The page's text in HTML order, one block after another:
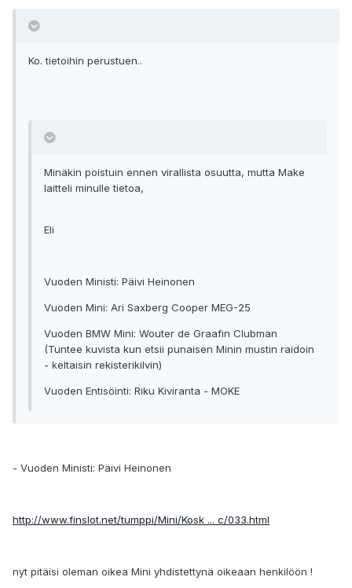
Ko. tietoihin perustuen..
Minäkin poistuin ennen virallista osuutta, mutta Make
laitteli minulle tietoa,
Eli
Vuoden Ministi: Päivi Heinonen
Vuoden Mini: Ari Saxberg Cooper MEG-25
Vuoden BMW Mini: Wouter de Graafin Clubman
(Tuntee kuvista kun etsii punaisen Minin mustin raidoin
- keltaisin rekisterikilvin)
Vuoden Entisöinti: Riku Kiviranta - MOKE
- Vuoden Ministi: Päivi Heinonen
http://www.finslot.net/tumppi/Mini/Kosk ... c/033.html
nyt pitäisi oleman oikea Mini yhdistettynä oikeaan henkilöön !